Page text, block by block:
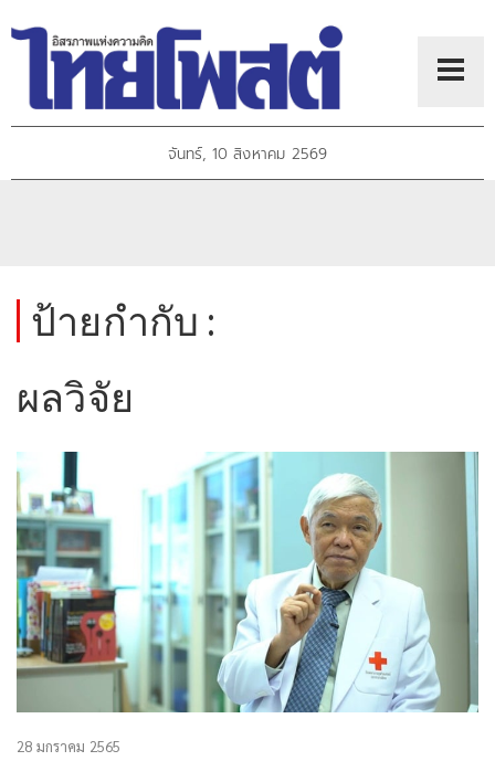
จันทร์, 10 สิงหาคม 2569
ป้ายกำกับ :
ผลวิจัย
28 มกราคม 2565